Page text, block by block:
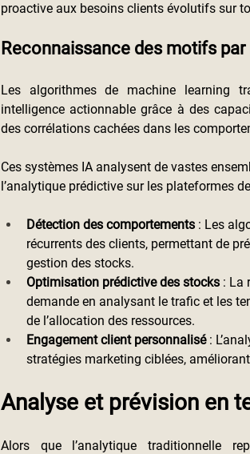
proactive aux besoins clients évolutifs sur
Reconnaissance des motifs
Les algorithmes de machine learning
intelligence actionnable grâce à des
des corrélations cachées dans les
Ces systèmes IA analysent de vastes
l’analytique prédictive sur les plateformes
Détection des comportements : Les
récurrents des clients, permettant de
gestion des stocks.
Optimisation prédictive des stocks : La
demande en analysant le trafic et les
de l’allocation des ressources.
Engagement client personnalisé :
stratégies marketing ciblées,
Analyse et prévision en
Alors que l’analytique traditionnelle